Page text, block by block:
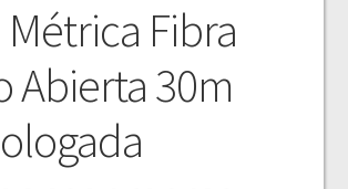
Métrica Fibra
Abierta 30m